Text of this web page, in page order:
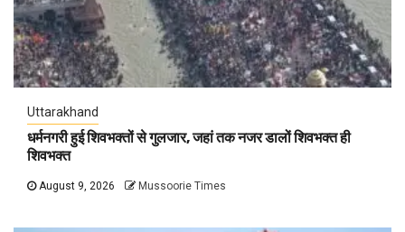
Uttarakhand
धर्मनगरी हुई शिवभक्तों से गुलजार, जहां तक नजर डालों शिवभक्त ही
शिवभक्त
August 9, 2026 Mussoorie Times